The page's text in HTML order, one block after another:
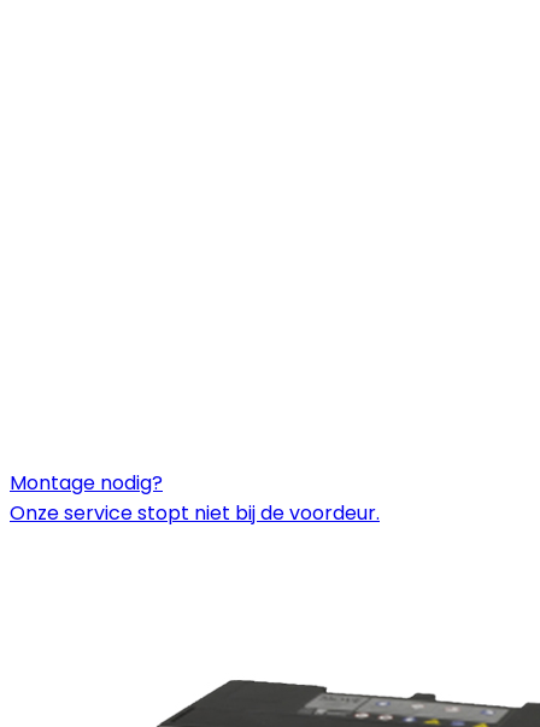
Montage nodig?
Onze service stopt niet bij de voordeur.